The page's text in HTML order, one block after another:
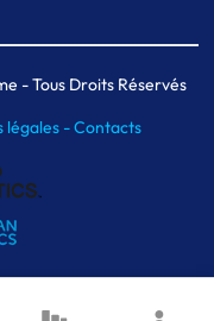
- Tous Droits Réservés
légales -Contacts